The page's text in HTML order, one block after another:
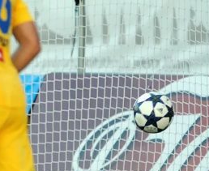
hry
Triatlon
Veslování
Vodní slalom
Volejbal
Ostatní